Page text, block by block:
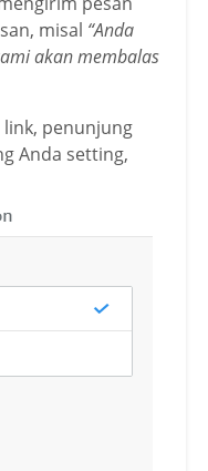
misal “Anda
akan membalas
link, penunjung
Anda setting,